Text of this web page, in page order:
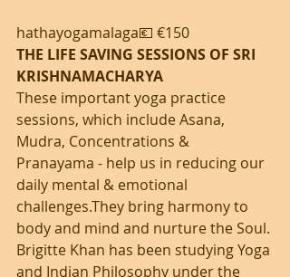
hathayogamalaga💶 €150
THE LIFE SAVING SESSIONS OF SRI
KRISHNAMACHARYA
These important yoga practice
sessions, which include Asana,
Mudra, Concentrations &
Pranayama - help us in reducing our
daily mental & emotional
challenges.They bring harmony to
body and mind and nurture the Soul.
Brigitte Khan has been studying Yoga
and Indian Philosophy under the